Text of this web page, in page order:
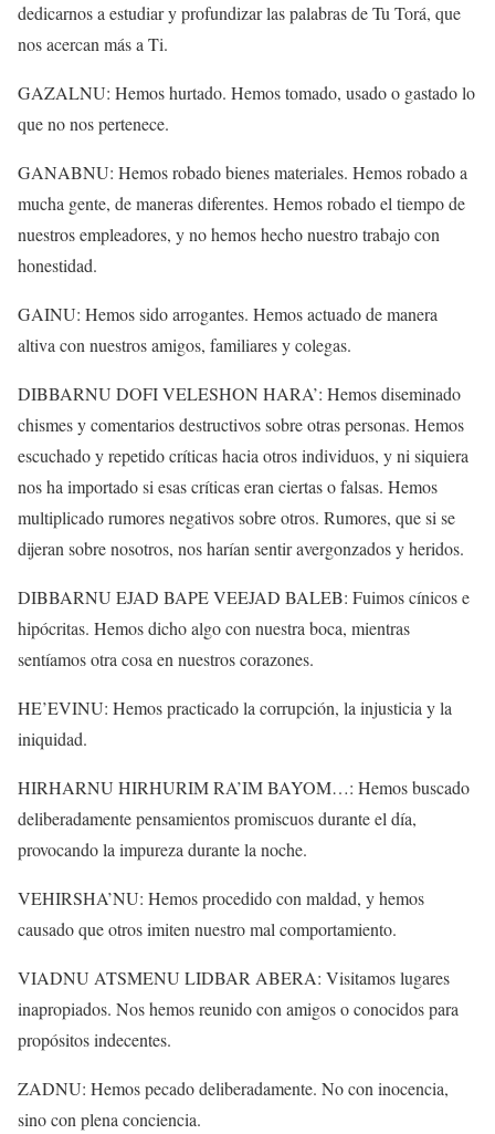
dedicarnos a estudiar y profundizar las palabras de Tu Torá, que
nos acercan más a Ti.
GAZALNU: Hemos hurtado. Hemos tomado, usado o gastado lo
que no nos pertenece.
GANABNU: Hemos robado bienes materiales. Hemos robado a
mucha gente, de maneras diferentes. Hemos robado el tiempo de
nuestros empleadores, y no hemos hecho nuestro trabajo con
honestidad.
GAINU: Hemos sido arrogantes. Hemos actuado de manera
altiva con nuestros amigos, familiares y colegas.
DIBBARNU DOFI VELESHON HARA’: Hemos diseminado
chismes y comentarios destructivos sobre otras personas. Hemos
escuchado y repetido críticas hacia otros individuos, y ni siquiera
nos ha importado si esas críticas eran ciertas o falsas. Hemos
multiplicado rumores negativos sobre otros. Rumores, que si se
dijeran sobre nosotros, nos harían sentir avergonzados y heridos.
DIBBARNU EJAD BAPE VEEJAD BALEB: Fuimos cínicos e
hipócritas. Hemos dicho algo con nuestra boca, mientras
sentíamos otra cosa en nuestros corazones.
HE’EVINU: Hemos practicado la corrupción, la injusticia y la
iniquidad.
HIRHARNU HIRHURIM RA’IM BAYOM…: Hemos buscado
deliberadamente pensamientos promiscuos durante el día,
provocando la impureza durante la noche.
VEHIRSHA’NU: Hemos procedido con maldad, y hemos
causado que otros imiten nuestro mal comportamiento.
VIADNU ATSMENU LIDBAR ABERA: Visitamos lugares
inapropiados. Nos hemos reunido con amigos o conocidos para
propósitos indecentes.
ZADNU: Hemos pecado deliberadamente. No con inocencia,
sino con plena conciencia.